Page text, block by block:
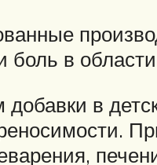
боль в
добавки в